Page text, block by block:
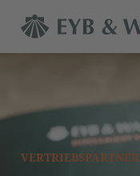
VERTRIEBSPARTNER